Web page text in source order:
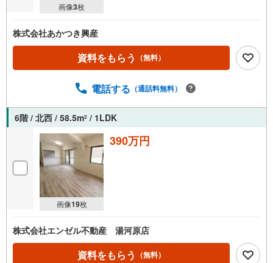
画像3枚
株式会社あかつき興産
資料をもらう （無料）
電話する （通話料無料）
6階 / 北西 / 58.5m2 / 1LDK
画像19枚
390万円
株式会社エンゼル不動産 湯河原店
資料をもらう （無料）